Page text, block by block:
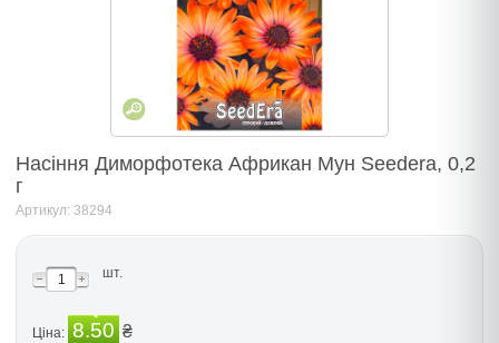
Насіння Диморфотека Африкан Мун Seedera, 0,2
г
Артикул: 38294
шт.
Ціна: 8.50 ₴